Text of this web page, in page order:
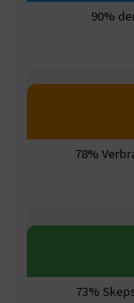
90%
78%
73%